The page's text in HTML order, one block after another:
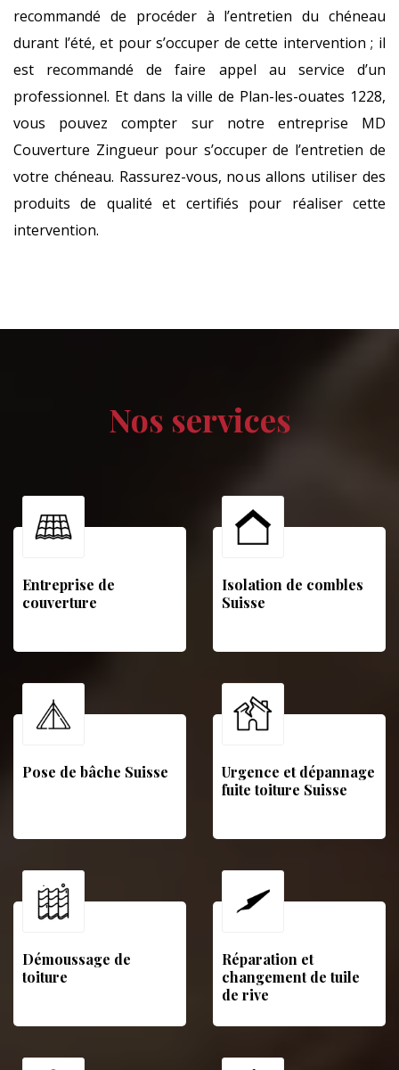
recommandé de procéder à l’entretien du chéneau
durant l’été, et pour s’occuper de cette intervention ; il
est recommandé de faire appel au service d’un
professionnel. Et dans la ville de Plan-les-ouates 1228,
vous pouvez compter sur notre entreprise MD
Couverture Zingueur pour s’occuper de l’entretien de
votre chéneau. Rassurez-vous, nous allons utiliser des
produits de qualité et certifiés pour réaliser cette
intervention.
Nos services
Entreprise de
couverture
Isolation de combles
Suisse
Pose de bâche Suisse
Urgence et dépannage
fuite toiture Suisse
Démoussage de
toiture
Réparation et
changement de tuile
de rive